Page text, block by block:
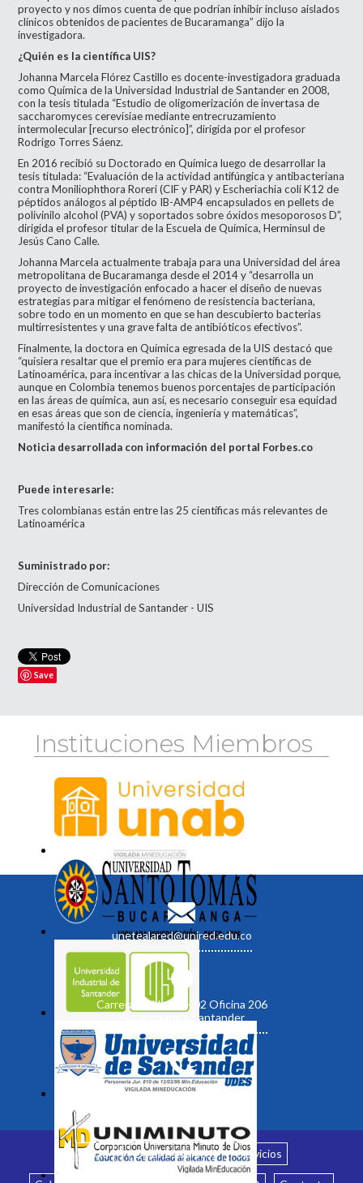
proyecto y nos dimos cuenta de que podrían inhibir incluso aislados
clínicos obtenidos de pacientes de Bucaramanga” dijo la
investigadora.
¿Quién es la científica UIS?
Johanna Marcela Flórez Castillo es docente-investigadora graduada
como Química de la Universidad Industrial de Santander en 2008,
con la tesis titulada “Estudio de oligomerización de invertasa de
saccharomyces cerevisiae mediante entrecruzamiento
intermolecular [recurso electrónico]”, dirigida por el profesor
Rodrigo Torres Sáenz.
En 2016 recibió su Doctorado en Química luego de desarrollar la
tesis titulada: “Evaluación de la actividad antifúngica y antibacteriana
contra Moniliophthora Roreri (CIF y PAR) y Escheriachia coli K12 de
péptidos análogos al péptido IB-AMP4 encapsulados en pellets de
polivinilo alcohol (PVA) y soportados sobre óxidos mesoporosos D”,
dirigida el profesor titular de la Escuela de Química, Herminsul de
Jesús Cano Calle.
Johanna Marcela actualmente trabaja para una Universidad del área
metropolitana de Bucaramanga desde el 2014 y “desarrolla un
proyecto de investigación enfocado a hacer el diseño de nuevas
estrategias para mitigar el fenómeno de resistencia bacteriana,
sobre todo en un momento en que se han descubierto bacterias
multirresistentes y una grave falta de antibióticos efectivos”.
Finalmente, la doctora en Química egresada de la UIS destacó que
“quisiera resaltar que el premio era para mujeres científicas de
Latinoamérica, para incentivar a las chicas de la Universidad porque,
aunque en Colombia tenemos buenos porcentajes de participación
en las áreas de química, aun así, es necesario conseguir esa equidad
en esas áreas que son de ciencia, ingeniería y matemáticas”,
manifestó la científica nominada.
Noticia desarrollada con información del portal Forbes.co
Puede interesarle:
Tres colombianas están entre las 25 científicas más relevantes de
Latinoamérica
Suministrado por:
Dirección de Comunicaciones
Universidad Industrial de Santander - UIS
Save
Instituciones Miembros
unetealared@unired.edu.co
Carrera 19 No. 35 - 02 Oficina 206
Bucaramanga, Santander
Inicio ¿Quiénes somos? Servicios